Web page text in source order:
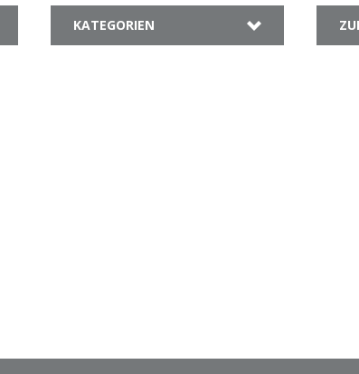
KATEGORIEN